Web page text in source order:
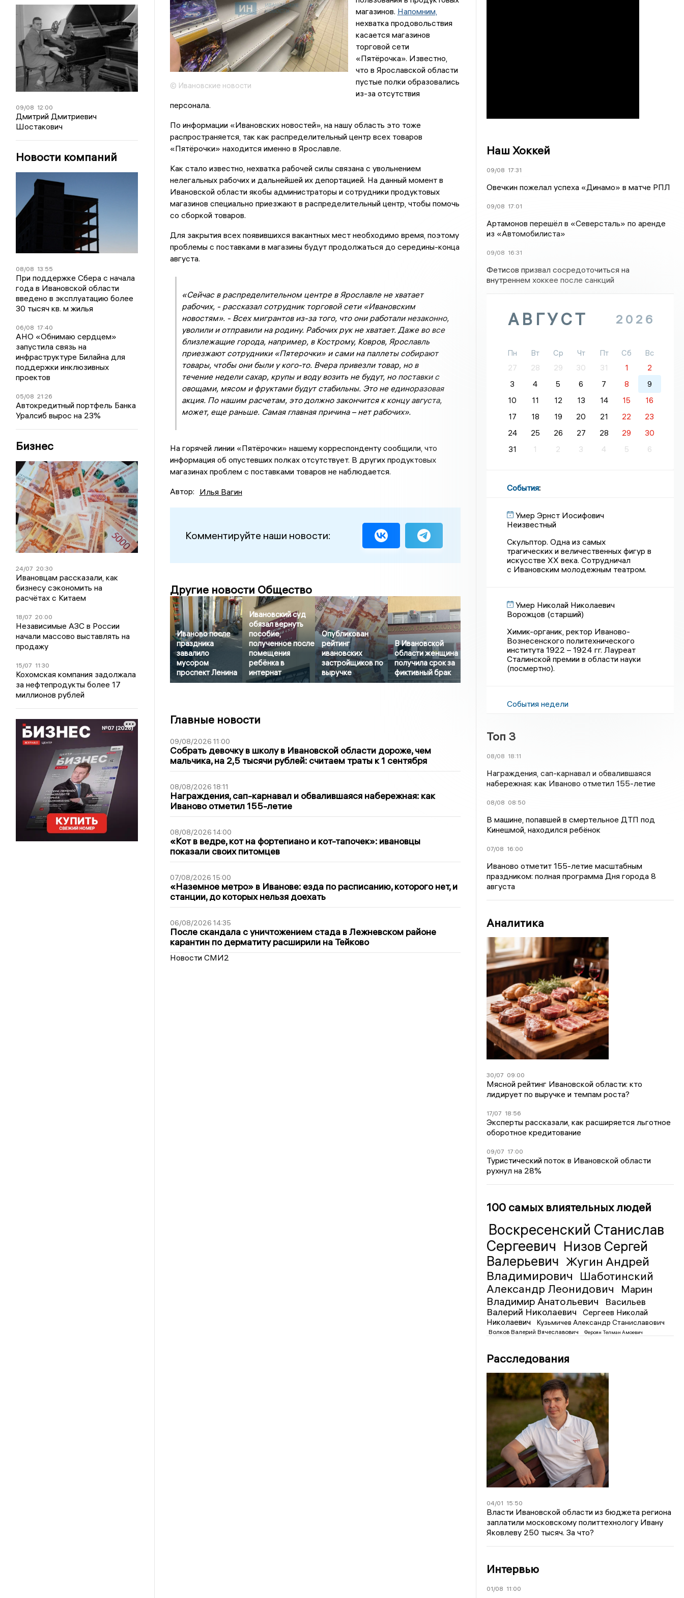
09/08 12:00
Дмитрий Дмитриевич
Шостакович
Новости компаний
08/08 13:55
При поддержке Сбера с начала
года в Ивановской области
введено в эксплуатацию более
30 тысяч кв. м жилья
06/08 17:40
АНО «Обнимаю сердцем»
запустила связь на
инфраструктуре Билайна для
поддержки инклюзивных
проектов
05/08 21:26
Автокредитный портфель Банка
Уралсиб вырос на 23%
Бизнес
24/07 20:30
Ивановцам рассказали, как
бизнесу сэкономить на
расчётах с Китаем
18/07 20:00
Независимые АЗС в России
начали массово выставлять на
продажу
15/07 11:30
Кохомская компания задолжала
за нефтепродукты более 17
миллионов рублей
© Ивановские новости
магазинов. Напомним,
нехватка продовольствия
касается магазинов
торговой сети
«Пятёрочка». Известно,
что в Ярославской области
пустые полки образовались
из-за отсутствия
персонала.
По информации «Ивановских новостей», на нашу область это тоже
распространяется, так как распределительный центр всех товаров
«Пятёрочки» находится именно в Ярославле.
Как стало известно, нехватка рабочей силы связана с увольнением
нелегальных рабочих и дальнейшей их депортацией. На данный момент в
Ивановской области якобы администраторы и сотрудники продуктовых
магазинов специально приезжают в распределительный центр, чтобы помочь
со сборкой товаров.
Для закрытия всех появившихся вакантных мест необходимо время, поэтому
проблемы с поставками в магазины будут продолжаться до середины-конца
августа.
«Сейчас в распределительном центре в Ярославле не хватает
рабочих, - рассказал сотрудник торговой сети «Ивановским
новостям». - Всех мигрантов из-за того, что они работали незаконно,
уволили и отправили на родину. Рабочих рук не хватает. Даже во все
близлежащие города, например, в Кострому, Ковров, Ярославль
приезжают сотрудники «Пятерочки» и сами на паллеты собирают
товары, чтобы они были у кого-то. Вчера привезли товар, но в
течение недели сахар, крупы и воду возить не будут, но поставки с
овощами, мясом и фруктами будут стабильны. Это не единоразовая
акция. По нашим расчетам, это должно закончится к концу августа,
может, еще раньше. Самая главная причина – нет рабочих».
На горячей линии «Пятёрочки» нашему корреспонденту сообщили, что
информация об опустевших полках отсутствует. В других продуктовых
магазинах проблем с поставками товаров не наблюдается.
Автор: Илья Вагин
Комментируйте наши новости:
Другие новости Общество
Иваново после
праздника
завалило
мусором
проспект Ленина
Ивановский суд
обязал вернуть
пособие,
полученное после
помещения
ребёнка в
интернат
Опубликован
рейтинг
ивановских
застройщиков по
выручке
В Ивановской
области женщина
получила срок за
фиктивный брак
Главные новости
09/08/2026 11:00
Собрать девочку в школу в Ивановской области дороже, чем
мальчика, на 2,5 тысячи рублей: считаем траты к 1 сентября
08/08/2026 18:11
Награждения, сап-карнавал и обвалившаяся набережная: как
Иваново отметил 155-летие
08/08/2026 14:00
«Кот в ведре, кот на фортепиано и кот-тапочек»: ивановцы
показали своих питомцев
07/08/2026 15:00
«Наземное метро» в Иванове: езда по расписанию, которого нет, и
станции, до которых нельзя доехать
06/08/2026 14:35
После скандала с уничтожением стада в Лежневском районе
карантин по дерматиту расширили на Тейково
Новости СМИ2
Наш Хоккей
09/08 17:31
Овечкин пожелал успеха «Динамо» в матче РПЛ
09/08 17:01
Артамонов перешёл в «Северсталь» по аренде
из «Автомобилиста»
09/08 16:31
Фетисов призвал сосредоточиться на
внутреннем хоккее после санкций
АВГУСТ 2026
Пн Вт Ср Чт Пт Сб
Вс
27
28 29 30 31 1
2
3
4 5 6 7 8
9
10
11 12 13 14 15
16
17
18 19 20 21 22
23
24
25 26 27 28 29
30
31
1 2 3 4 5 6
События:
Умер Эрнст Иосифович
Неизвестный
Скульптор. Одна из самых
трагических и величественных фигур в
искусстве XX века. Сотрудничал
с Ивановским молодежным театром.
Умер Николай Николаевич
Ворожцов (старший)
Химик-органик, ректор Иваново-
Вознесенского политехнического
института 1922 – 1924 гг. Лауреат
Сталинской премии в области науки
(посмертно).
События недели
Топ 3
08/08 18:11
Награждения, сап-карнавал и обвалившаяся
набережная: как Иваново отметил 155-летие
08/08 08:50
В машине, попавшей в смертельное ДТП под
Кинешмой, находился ребёнок
07/08 16:00
Иваново отметит 155-летие масштабным
праздником: полная программа Дня города 8
августа
Аналитика
30/07 09:00
Мясной рейтинг Ивановской области: кто
лидирует по выручке и темпам роста?
17/07 18:56
Эксперты рассказали, как расширяется льготное
оборотное кредитование
09/07 17:00
Туристический поток в Ивановской области
рухнул на 28%
100 самых влиятельных людей
Воскресенский Станислав
Сергеевич Низов Сергей
Валерьевич Жугин Андрей
Владимирович
Шаботинский
Александр Леонидович
Марин
Владимир Анатольевич
Васильев
Валерий Николаевич
Сергеев Николай
Николаевич
Кузьмичев Александр Станиславович
Волков Валерий Вячеславович Фероян Телман Амоевич
Расследования
04/01 15:50
Власти Ивановской области из бюджета региона
заплатили московскому политтехнологу Ивану
Яковлеву 250 тысяч. За что?
Интервью
01/08 11:00